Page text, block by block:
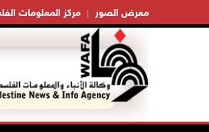
مركز المعلومات معرض الصور